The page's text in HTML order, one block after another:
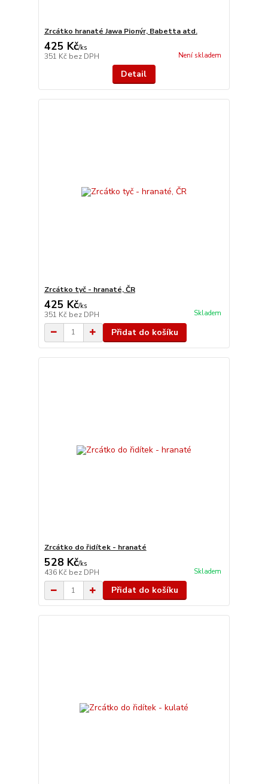
Zrcátko hranaté Jawa Pionýr, Babetta atd.
425 Kč/ks
351 Kč bez DPH Není skladem
Detail
Zrcátko tyč - hranaté, ČR
425 Kč/ks
351 Kč bez DPH Skladem
Přidat do košíku
Zrcátko do řidítek - hranaté
528 Kč/ks
436 Kč bez DPH Skladem
Přidat do košíku